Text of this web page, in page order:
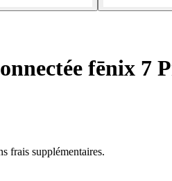
fēnix 7
frais supplémentaires.